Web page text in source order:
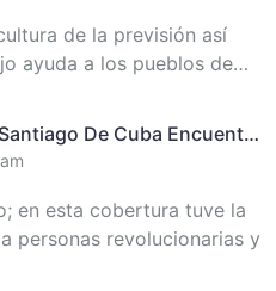
de la previsión así
ayuda a los pueblos de…
Pedagógico
en esta cobertura tuve la
personas revolucionarias y